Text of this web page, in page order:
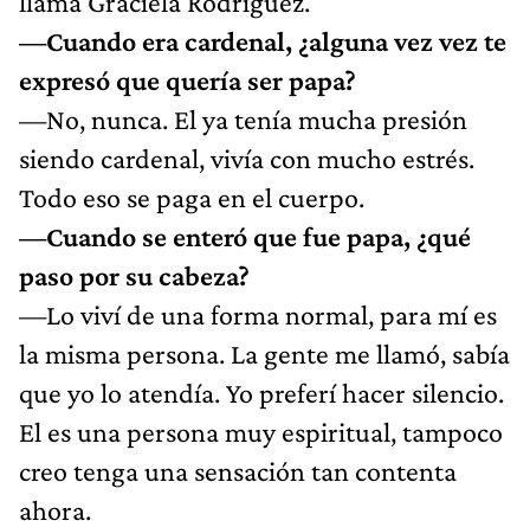
—Cuando era cardenal, ¿alguna vez vez te
expresó que quería ser papa?
—No, nunca. El ya tenía mucha presión
siendo cardenal, vivía con mucho estrés.
Todo eso se paga en el cuerpo.
—Cuando se enteró que fue papa, ¿qué
paso por su cabeza?
—Lo viví de una forma normal, para mí es
la misma persona. La gente me llamó, sabía
que yo lo atendía. Yo preferí hacer silencio.
El es una persona muy espiritual, tampoco
creo tenga una sensación tan contenta
ahora.